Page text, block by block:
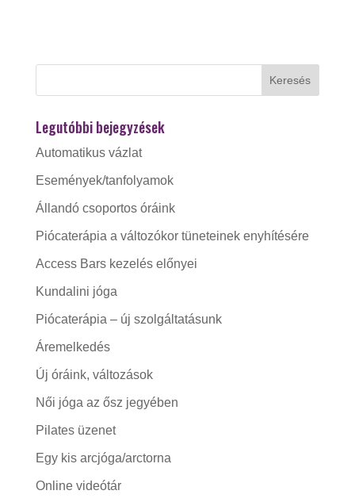
Legutóbbi bejegyzések
Automatikus vázlat
Események/tanfolyamok
Állandó csoportos óráink
Piócaterápia a változókor tüneteinek enyhítésére
Access Bars kezelés előnyei
Kundalini jóga
Piócaterápia – új szolgáltatásunk
Áremelkedés
Új óráink, változások
Női jóga az ősz jegyében
Pilates üzenet
Egy kis arcjóga/arctorna
Online videótár